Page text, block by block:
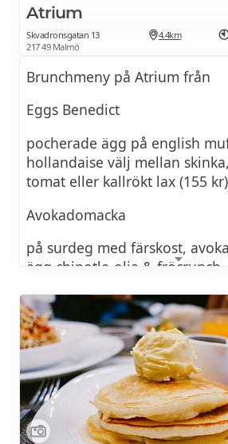
Inlagda grönsaker
Grönsaksmix
Snabbnudlar
Såser
Ris
Atrium
Skvadronsgatan 13
217 49 Malmö
4.4km
Brunchmeny på Atrium från
Eggs Benedict
pocherade ägg på english
hollandaise välj mellan
tomat eller kallrökt lax (155 kr)
Avokadomacka
på surdeg med färskost,
ägg chipotle-olja & fröcrunch
Turkish eggs
Pocherade ägg,
med chili och fänkål samt
serveras med rostad surdeg
Pulled beef macka
Pulled beef, escarole/mizuna